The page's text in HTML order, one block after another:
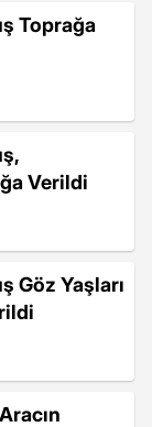
Toprağa
Verildi
Göz Yaşları